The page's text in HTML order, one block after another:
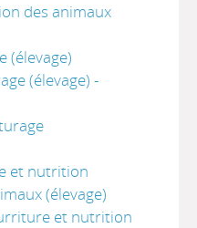
des animaux
(élevage)
(élevage) -
et nutrition
(élevage)
et nutrition